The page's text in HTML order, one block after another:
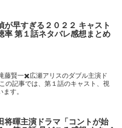
が早すぎる２０２２ キャスト
率 第１話ネタバレ感想まとめ
藤賢一✖️広瀬アリスのダブル主演ド
す。
将暉主演ドラマ「コントが始